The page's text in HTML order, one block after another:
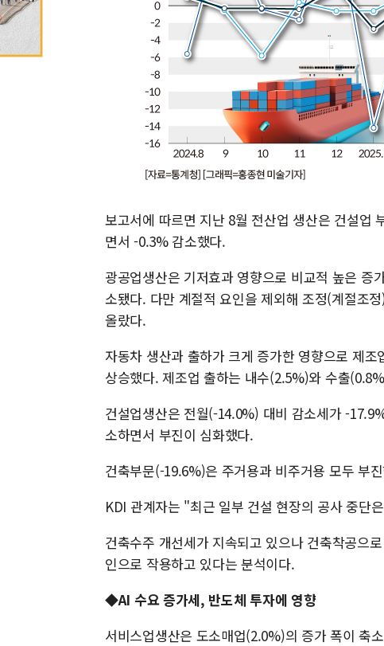
보고서에 따르면 지난 8월 전산업 생산은 건설업
면서 -0.3% 감소했다.
광공업생산은 기저효과 영향으로 비교적 높은
소됐다. 다만 계절적 요인을 제외해 조정(계절조
올랐다.
자동차 생산과 출하가 크게 증가한 영향으로 제
상승했다. 제조업 출하는 내수(2.5%)와 수출
건설업생산은 전월(-14.0%) 대비 감소세가 -
소하면서 부진이 심화했다.
건축부문(-19.6%)은 주거용과 비주거용 모두 부
KDI 관계자는 "최근 일부 건설 현장의 공사 중단
건축수주 개선세가 지속되고 있으나 건축착공으
인으로 작용하고 있다는 분석이다.
◆AI 수요 증가세, 반도체 투자에 영향
서비스업생산은 도소매업(2.0%)의 증가 폭이 축